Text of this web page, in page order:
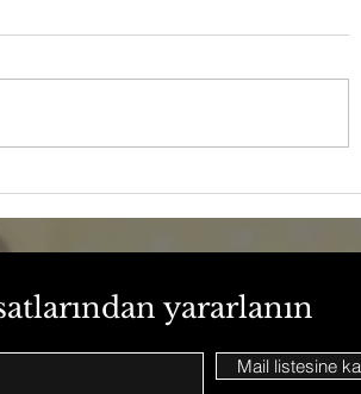
yararlanın
Mail listesine